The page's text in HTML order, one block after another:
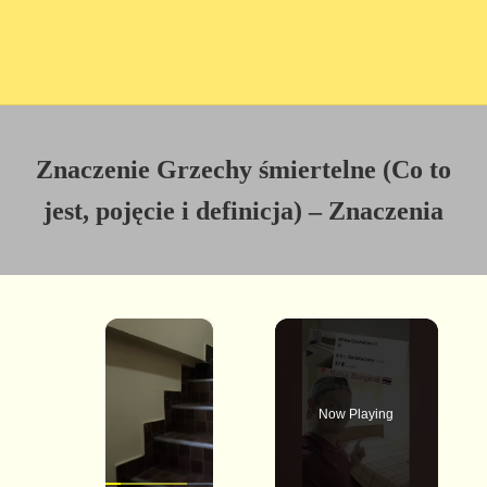
Znaczenie Grzechy śmiertelne (Co to
jest, pojęcie i definicja) – Znaczenia
×
Now Playing